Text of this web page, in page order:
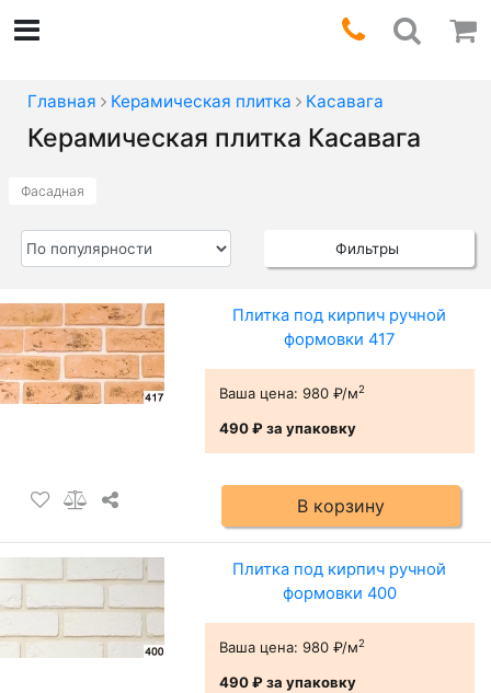
Главная Керамическая плитка Касавага
Керамическая плитка Касавага
Фасадная
Фильтры
Плитка под кирпич ручной
формовки 417
Ваша цена: 980 ₽/м2
490 ₽за упаковку
В корзину
Плитка под кирпич ручной
формовки 400
Ваша цена: 980 ₽/м2
490 ₽за упаковку